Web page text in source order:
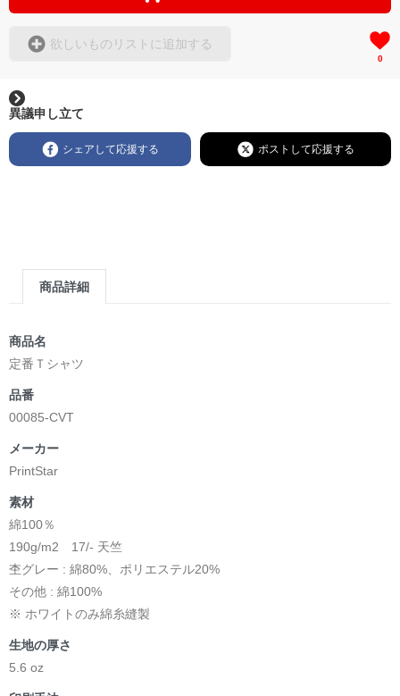
欲しいものリストに追加する
0
異議申し立て
シェアして応援する ポストして応援する
商品詳細
商品名
定番Ｔシャツ
品番
00085-CVT
メーカー
PrintStar
素材
綿100％
190g/m2 17/- 天竺
杢グレー : 綿80%、ポリエステル20%
その他 : 綿100%
※ ホワイトのみ綿糸縫製
生地の厚さ
5.6 oz